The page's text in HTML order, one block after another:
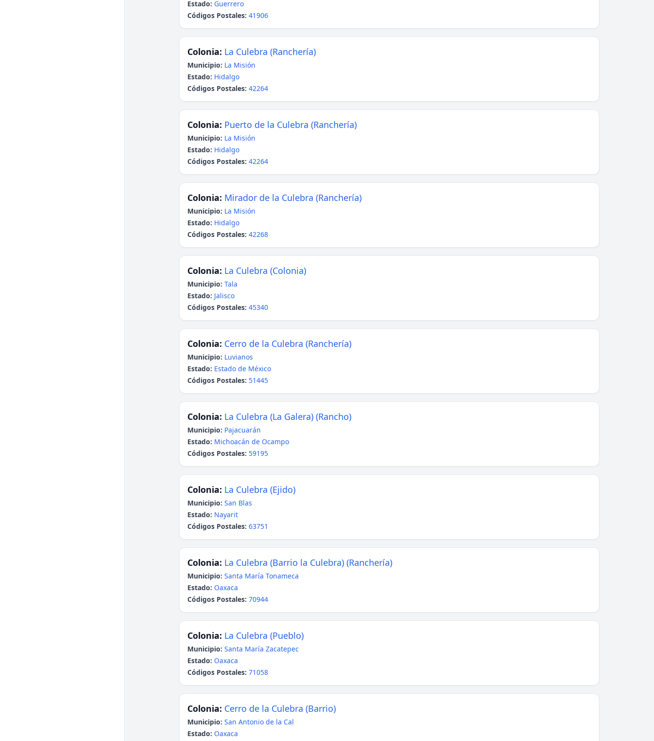
Estado: Guerrero
Códigos Postales: 41906
Colonia: La Culebra (Ranchería)
Municipio: La Misión
Estado: Hidalgo
Códigos Postales: 42264
Colonia: Puerto de la Culebra (Ranchería)
Municipio: La Misión
Estado: Hidalgo
Códigos Postales: 42264
Colonia: Mirador de la Culebra (Ranchería)
Municipio: La Misión
Estado: Hidalgo
Códigos Postales: 42268
Colonia: La Culebra (Colonia)
Municipio: Tala
Estado: Jalisco
Códigos Postales: 45340
Colonia: Cerro de la Culebra (Ranchería)
Municipio: Luvianos
Estado: Estado de México
Códigos Postales: 51445
Colonia: La Culebra (La Galera) (Rancho)
Municipio: Pajacuarán
Estado: Michoacán de Ocampo
Códigos Postales: 59195
Colonia: La Culebra (Ejido)
Municipio: San Blas
Estado: Nayarit
Códigos Postales: 63751
Colonia: La Culebra (Barrio la Culebra) (Ranchería)
Municipio: Santa María Tonameca
Estado: Oaxaca
Códigos Postales: 70944
Colonia: La Culebra (Pueblo)
Municipio: Santa María Zacatepec
Estado: Oaxaca
Códigos Postales: 71058
Colonia: Cerro de la Culebra (Barrio)
Municipio: San Antonio de la Cal
Estado: Oaxaca